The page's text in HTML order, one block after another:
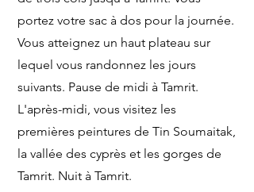
portez votre sac à dos pour la journée.
Vous atteignez un haut plateau sur
lequel vous randonnez les jours
suivants. Pause de midi à Tamrit.
L'après-midi, vous visitez les
premières peintures de Tin Soumaitak,
la vallée des cyprès et les gorges de
Tamrit. Nuit à Tamrit.